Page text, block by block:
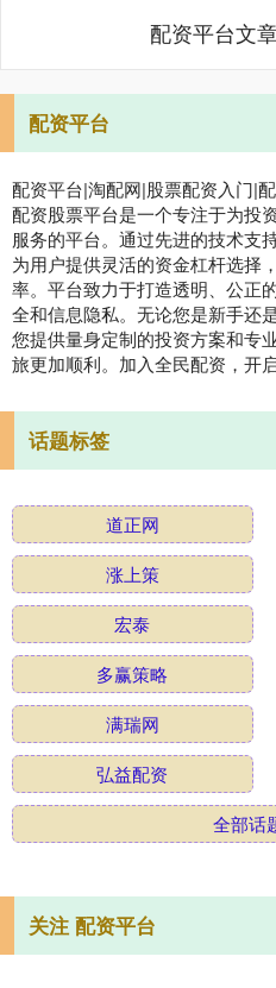
配资平台文
配资平台
配资平台|淘配网|股票配资入门|
配资股票平台是一个专注于为投
服务的平台。通过先进的技术支
为用户提供灵活的资金杠杆选择
率。平台致力于打造透明、公正
全和信息隐私。无论您是新手还
您提供量身定制的投资方案和专
旅更加顺利。加入全民配资，开
话题标签
道正网
涨上策
宏泰
多赢策略
满瑞网
弘益配资
全部话
关注 配资平台